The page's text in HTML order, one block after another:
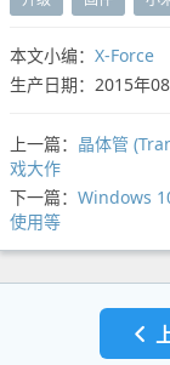
本文小编： X-Force
生产日期：2015年
上一篇： 晶体管
戏大作
下一篇： Windows
使用等